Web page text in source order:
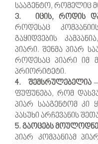
სააგენტო, რომელიც
3. იცის, როდის
როდესაც
გაყიდვების
პიარი. შენმა პიარ
როდესაც პიარი იმ
პრიორიტეტი.
4. შემსრულებელია–
ფუფუნება, რომ
პიარ სააგენტომ
პასუხი არჩევანის
5. გაოცებს
პიარ კომპანიამ